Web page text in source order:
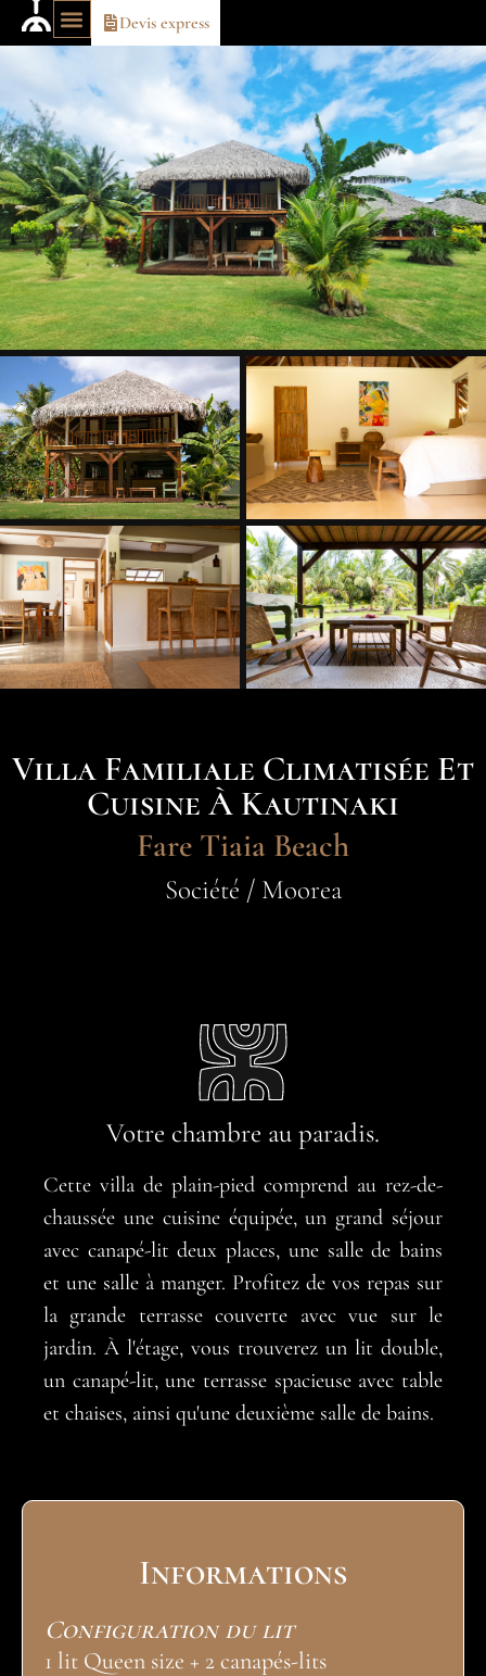
Devis express
Villa Familiale Climatisée Et
Cuisine À Kautinaki
Fare Tiaia Beach
Société / Moorea
Votre chambre au paradis.
Cette villa de plain-pied comprend au rez-de-
chaussée une cuisine équipée, un grand séjour
avec canapé-lit deux places, une salle de bains
et une salle à manger. Profitez de vos repas sur
la grande terrasse couverte avec vue sur le
jardin. À l'étage, vous trouverez un lit double,
un canapé-lit, une terrasse spacieuse avec table
et chaises, ainsi qu'une deuxième salle de bains.
Informations
Configuration du lit
1 lit Queen size + 2 canapés-lits